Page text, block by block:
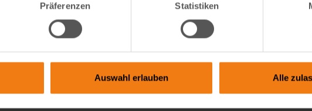
Präferenzen Statistiken
Auswahl erlauben Alle